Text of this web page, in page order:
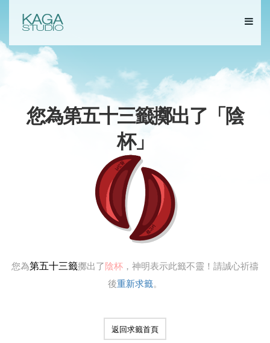
您為第五十三籤擲出了「陰
杯」
您為第五十三籤擲出了陰杯 ，神明表示此籤不靈！請誠心祈禱
後重新求籤。
返回求籤首頁